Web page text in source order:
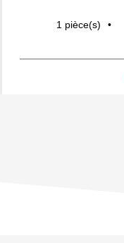
1 pièce(s)